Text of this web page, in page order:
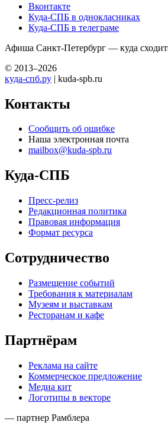
Вконтакте
Куда-СПБ в однокласниках
Куда-СПБ в телеграме
Афиша Санкт-Петербург — куда
© 2013–2026
куда-спб.ру | kuda-spb.ru
Контакты
Сообщить об ошибке
Наша электронная почта
mailbox@kuda-spb.ru
Куда-СПБ
Пресс-релиз
Редакционная политика
Правовая информация
Формат ресурса
Сотрудничество
Размещение событий
Требования к материалам
Музеям и выставкам
Ресторанам и кафе
Партнёрам
Реклама на сайте
Коммерческое предложение
Медиа кит
Логотипы в векторе
— партнер Рамблера